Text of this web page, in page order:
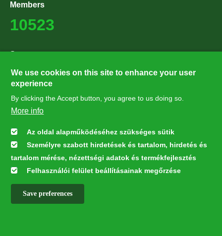
Members
10523
Supporters
27224
Hírlevél feliratkozás
Feliratkozás
We use cookies on this site to enhance your user
experience
By clicking the Accept button, you agree to us doing so.
More info
Az oldal alapműködéséhez szükséges sütik
Személyre szabott hirdetések és tartalom, hirdetés és
tartalom mérése, nézettségi adatok és termékfejlesztés
Felhasználói felület beállításainak megőrzése
Save preferences